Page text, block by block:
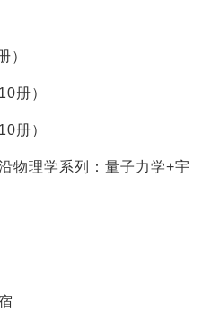
）
册）
册）
物理学系列：量子力学+宇